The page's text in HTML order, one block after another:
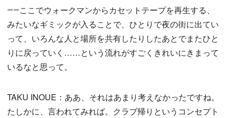
――ここでウォークマンからカセットテープを再生する、
みたいなギミックが入ることで、ひとりで夜の街に出てい
って、いろんな人と場所を共有したりしたあとでまたひと
りに戻っていく……という流れがすごくきれいにきまって
いるなと思って。
TAKU INOUE：ああ、それはあまり考えなかったですね。
たしかに、言われてみれば。クラブ帰りというコンセプト